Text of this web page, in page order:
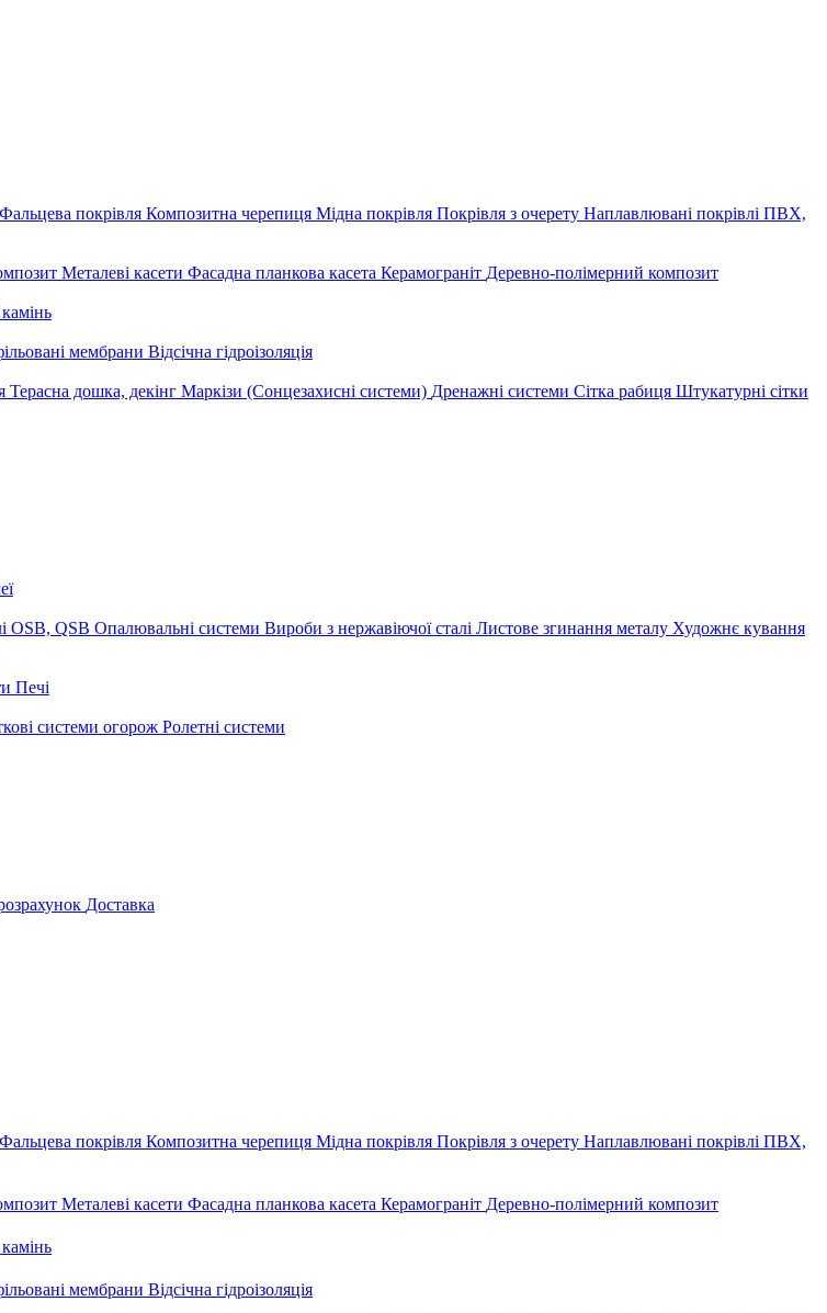
Фальцева покрівля Композитна черепиця Мідна покрівля Покрівля з очерету Наплавлювані покрівлі ПВХ,
Металеві касети Фасадна планкова касета Керамограніт Деревно-полімерний композит
мембрани Відсічна гідроізоляція
Терасна дошка, декінг Маркізи (Сонцезахисні системи) Дренажні системи Сітка рабиця Штукатурні сітки
OSB, QSB Опалювальні системи Вироби з нержавіючої сталі Листове згинання металу Художнє кування
Печі
системи огорож Ролетні системи
Доставка
Фальцева покрівля Композитна черепиця Мідна покрівля Покрівля з очерету Наплавлювані покрівлі ПВХ,
Металеві касети Фасадна планкова касета Керамограніт Деревно-полімерний композит
мембрани Відсічна гідроізоляція